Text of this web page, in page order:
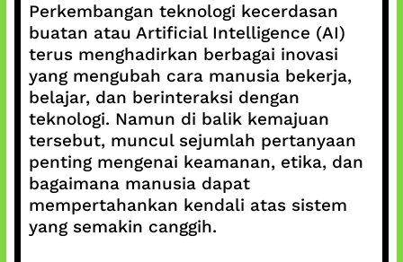
Perkembangan teknologi kecerdasan
buatan atau Artificial Intelligence (AI)
terus menghadirkan berbagai inovasi
yang mengubah cara manusia bekerja,
belajar, dan berinteraksi dengan
teknologi. Namun di balik kemajuan
tersebut, muncul sejumlah pertanyaan
penting mengenai keamanan, etika, dan
bagaimana manusia dapat
mempertahankan kendali atas sistem
yang semakin canggih.